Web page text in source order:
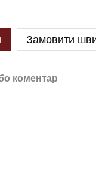
Замовити
коментар